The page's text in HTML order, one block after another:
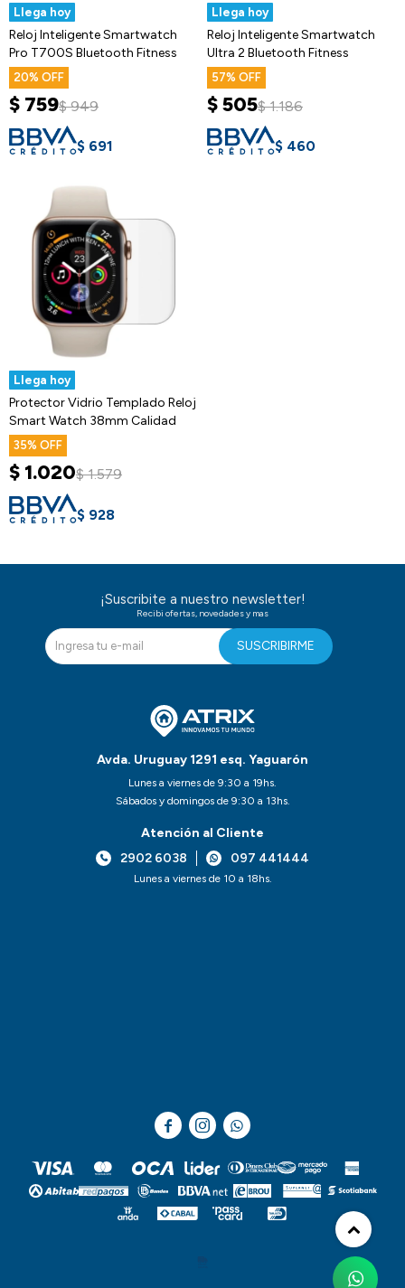
Llega hoy
Reloj Inteligente Smartwatch
Pro T700S Bluetooth Fitness
20
$ 759$ 949
$ 691
Llega hoy
Reloj Inteligente Smartwatch
Ultra 2 Bluetooth Fitness
57
$505$ 1.186
$ 460
Llega hoy
Protector Vidrio Templado Reloj
Smart Watch 38mm Calidad
35
$ 1.020$ 1.579
$ 928
Avda. Uruguay 1291 esq. Yaguarón
Lunes a viernes de 9:30 a 19hs.
Sábados y domingos de 9:30 a 13hs.
Atención al Cliente
2902 6038
097 441444
Lunes a viernes de 10 a 18hs.
¡Suscribite a nuestro newsletter!
Recibi ofertas, novedades y mas
SUSCRIBIRME
  